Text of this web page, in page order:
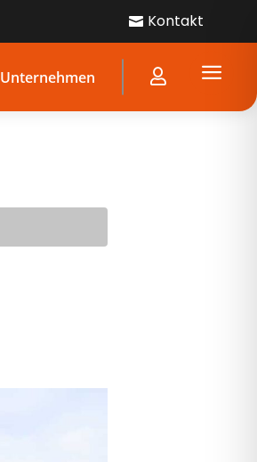
 Kontakt
Unternehmen  a